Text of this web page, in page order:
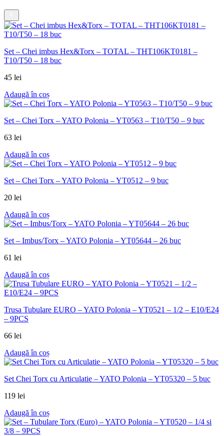
Set – Chei imbus Hex&Torx – TOTAL – THT106KT0181 –
T10/T50 – 18 buc
45 lei
Adaugă în coș
Set – Chei Torx – YATO Polonia – YT0563 – T10/T50 – 9 buc
63 lei
Adaugă în coș
Set – Chei Torx – YATO Polonia – YT0512 – 9 buc
20 lei
Adaugă în coș
Set – Imbus/Torx – YATO Polonia – YT05644 – 26 buc
61 lei
Adaugă în coș
Trusa Tubulare EURO – YATO Polonia – YT0521 – 1/2 – E10/E24
– 9PCS
66 lei
Adaugă în coș
Set Chei Torx cu Articulatie – YATO Polonia – YT05320 – 5 buc
119 lei
Adaugă în coș